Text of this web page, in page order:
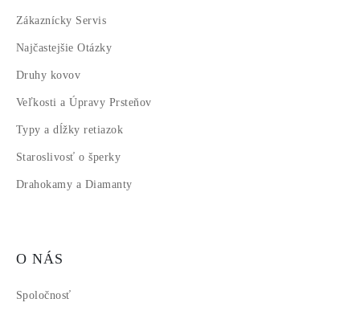
Zákaznícky Servis
Najčastejšie Otázky
Druhy kovov
Veľkosti a Úpravy Prsteňov
Typy a dĺžky retiazok
Staroslivosť o šperky
Drahokamy a Diamanty
O NÁS
Spoločnosť